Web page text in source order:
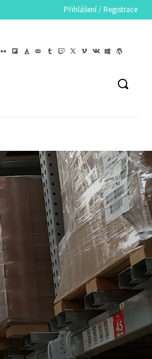
Přihlášení / Registrace